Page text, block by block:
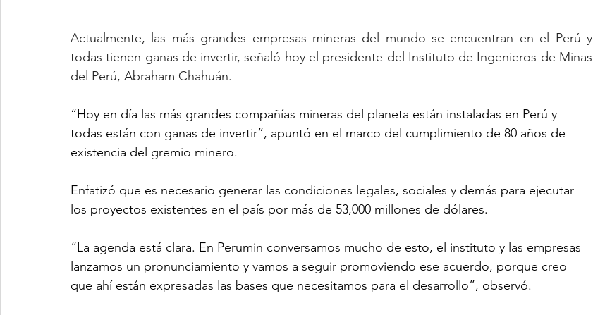
Actualmente, las más grandes empresas mineras del mundo se encuentran en el Perú y
todas tienen ganas de invertir, señaló hoy el presidente del Instituto de Ingenieros de Minas
del Perú, Abraham Chahuán.
“Hoy en día las más grandes compañías mineras del planeta están instaladas en Perú y
todas están con ganas de invertir”, apuntó en el marco del cumplimiento de 80 años de
existencia del gremio minero.
Enfatizó que es necesario generar las condiciones legales, sociales y demás para ejecutar
los proyectos existentes en el país por más de 53,000 millones de dólares.
“La agenda está clara. En Perumin conversamos mucho de esto, el instituto y las empresas
lanzamos un pronunciamiento y vamos a seguir promoviendo ese acuerdo, porque creo
que ahí están expresadas las bases que necesitamos para el desarrollo”, observó.